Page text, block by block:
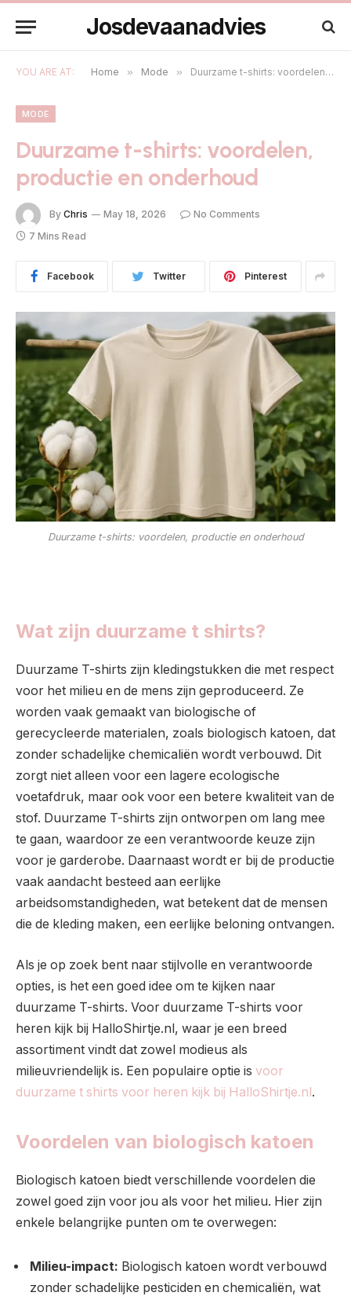
Josdevaanadvies
YOU ARE AT: Home » Mode » Duurzame t-shirts: voordelen, productie en onderhoud
MODE
Duurzame t-shirts: voordelen,
productie en onderhoud
By Chris May 18, 2026
No Comments
7 Mins Read
Facebook Twitter Pinterest
Duurzame t-shirts: voordelen, productie en onderhoud
Wat zijn duurzame t shirts?
Duurzame T-shirts zijn kledingstukken die met respect
voor het milieu en de mens zijn geproduceerd. Ze
worden vaak gemaakt van biologische of
gerecycleerde materialen, zoals biologisch katoen, dat
zonder schadelijke chemicaliën wordt verbouwd. Dit
zorgt niet alleen voor een lagere ecologische
voetafdruk, maar ook voor een betere kwaliteit van de
stof. Duurzame T-shirts zijn ontworpen om lang mee
te gaan, waardoor ze een verantwoorde keuze zijn
voor je garderobe. Daarnaast wordt er bij de productie
vaak aandacht besteed aan eerlijke
arbeidsomstandigheden, wat betekent dat de mensen
die de kleding maken, een eerlijke beloning ontvangen.
Als je op zoek bent naar stijlvolle en verantwoorde
opties, is het een goed idee om te kijken naar
duurzame T-shirts. Voor duurzame T-shirts voor
heren kijk bij HalloShirtje.nl, waar je een breed
assortiment vindt dat zowel modieus als
milieuvriendelijk is. Een populaire optie is voor
duurzame t shirts voor heren kijk bij HalloShirtje.nl.
Voordelen van biologisch katoen
Biologisch katoen biedt verschillende voordelen die
zowel goed zijn voor jou als voor het milieu. Hier zijn
enkele belangrijke punten om te overwegen:
Milieu-impact: Biologisch katoen wordt verbouwd
zonder schadelijke pesticiden en chemicaliën, wat